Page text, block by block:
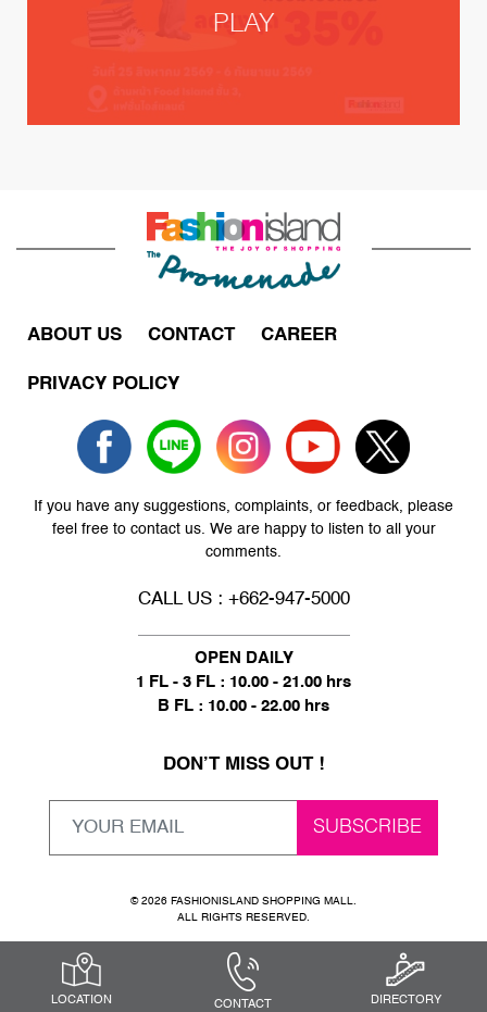
PLAY
ABOUT US CONTACT CAREER
PRIVACY POLICY
If you have any suggestions, complaints, or feedback, please
feel free to contact us. We are happy to listen to all your
comments.
CALL US : +662-947-5000
OPEN DAILY
1 FL - 3 FL : 10.00 - 21.00 hrs
B FL : 10.00 - 22.00 hrs
DON’T MISS OUT !
© 2026 FASHIONISLAND SHOPPING MALL.
ALL RIGHTS RESERVED.
LOCATION CONTACT DIRECTORY